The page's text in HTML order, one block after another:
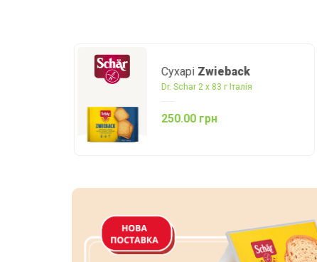
СухаріZwieback
Dr. Schar 2 х 83 г Італія
250.00 грн